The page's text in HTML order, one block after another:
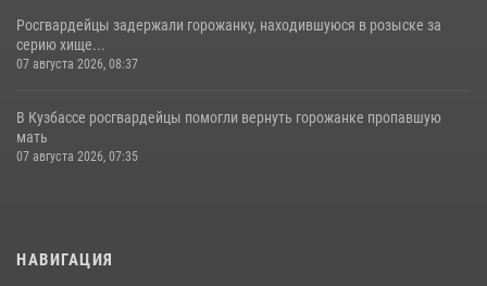
Росгвардейцы задержали горожанку, находившуюся в розыске за
серию хище...
07 августа 2026, 08:37
В Кузбассе росгвардейцы помогли вернуть горожанке пропавшую
мать
07 августа 2026, 07:35
НАВИГАЦИЯ